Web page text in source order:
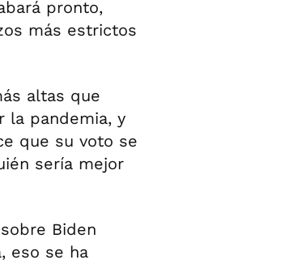
pronto,
más estrictos
altas que
la pandemia, y
que su voto se
sería mejor
Biden
eso se ha